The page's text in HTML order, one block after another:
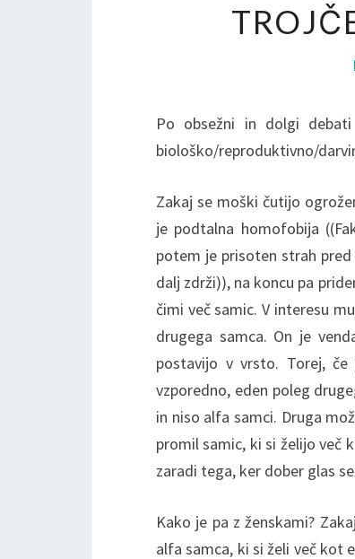
Po obsežni in dolgi
biološko/reproduktivno/
Zakaj se moški čutijo
je podtalna homofobija
potem je prisoten strah pred
dalj zdrži)), na koncu pa
čimi več samic. V interesu
drugega samca. On je
postavijo v vrsto. Torej, če
vzporedno, eden poleg
in niso alfa samci. Druga
promil samic, ki si želijo več
zaradi tega, ker dober glas
Kako je pa z ženskami?
alfa samca, ki si želi več kot